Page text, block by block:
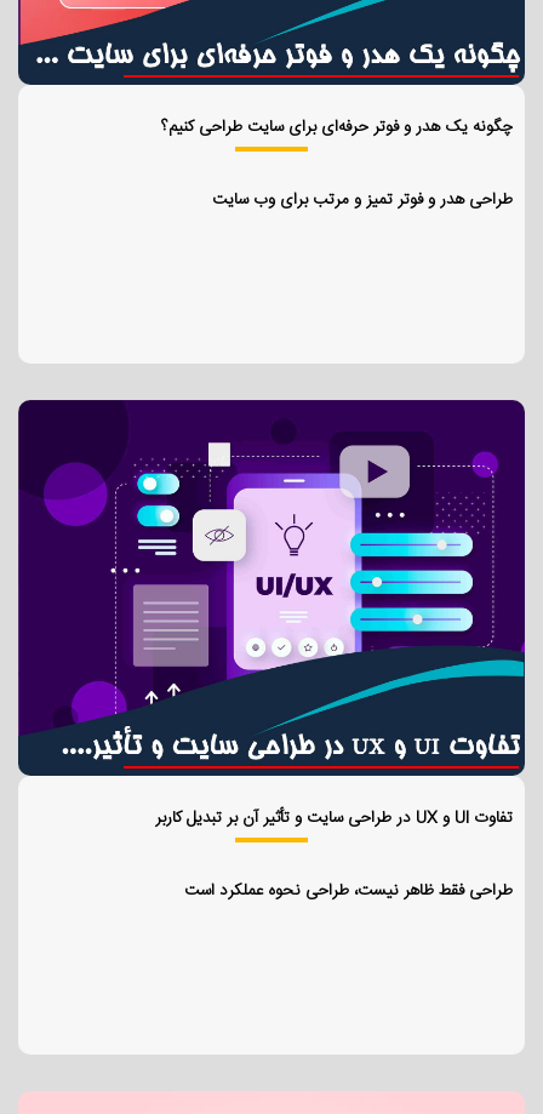
چگونه یک هدر و فوتر حرفه‌ای برای سایت طراحی کنیم؟
طراحی هدر و فوتر تمیز و مرتب برای وب سایت
تفاوت UI و UX در طراحی سایت و تأثیر آن بر تبدیل کاربر
طراحی فقط ظاهر نیست، طراحی نحوه عملکرد است